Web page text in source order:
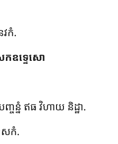
វកំ.
ឧទ្ទេសោ
ញ្ចន្នំ ឥធ វិហាយ និដ្ឋា.
កំ.